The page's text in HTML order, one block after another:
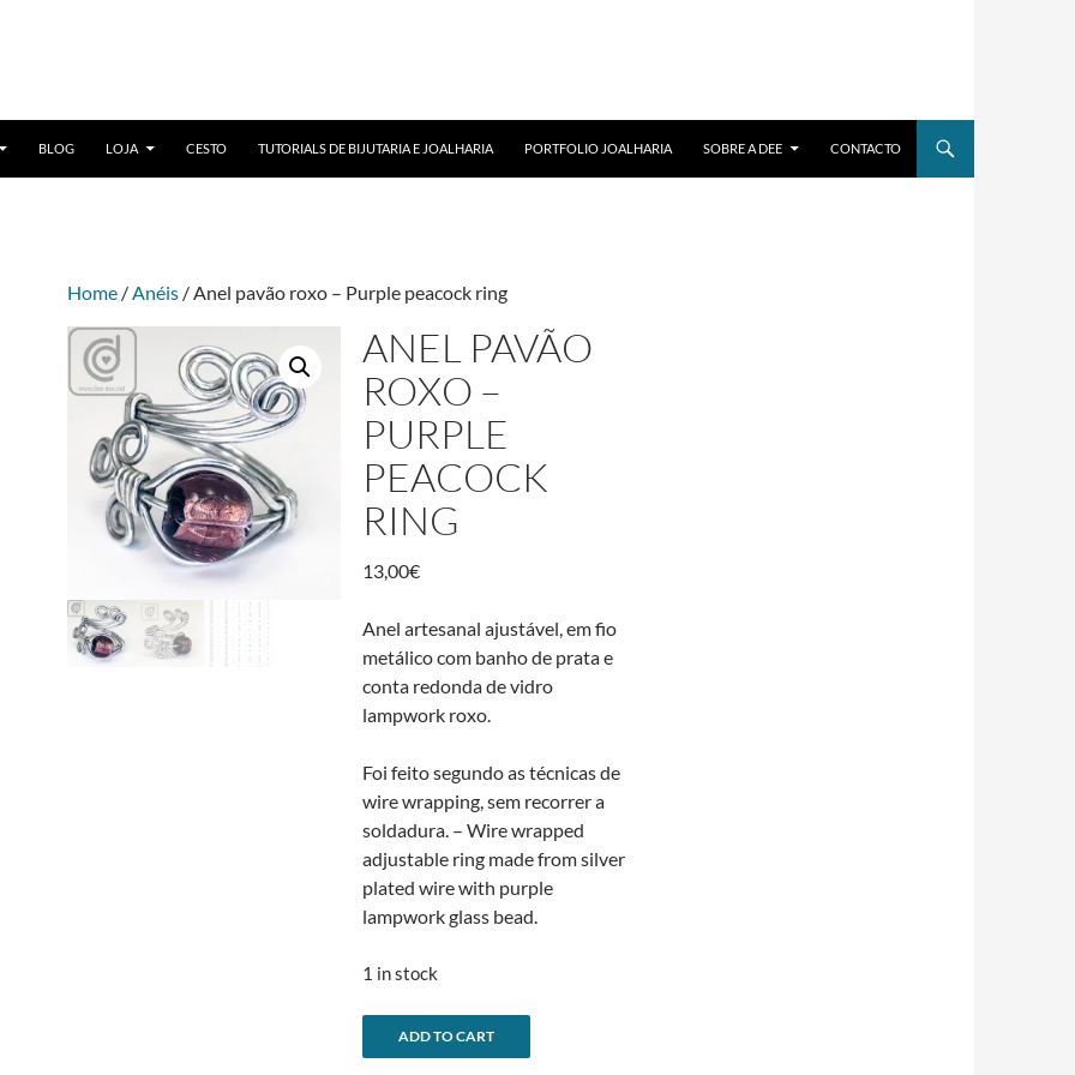
BLOG LOJA CESTO TUTORIALS DE BIJUTARIA E JOALHARIA PORTFOLIO JOALHARIA SOBRE A DEE CONTACTO
Home /Anéis / Anel pavão roxo – Purple peacock ring
ANEL PAVÃO
ROXO –
PURPLE
PEACOCK
RING
13,00€
Anel artesanal ajustável, em fio
metálico com banho de prata e
conta redonda de vidro
lampwork roxo.
Foi feito segundo as técnicas de
wire wrapping, sem recorrer a
soldadura. – Wire wrapped
adjustable ring made from silver
plated wire with purple
lampwork glass bead.
1 in stock
pavão
ADD TO CART